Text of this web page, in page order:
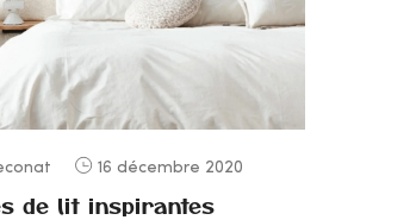
16 décembre 2020
de lit inspirantes